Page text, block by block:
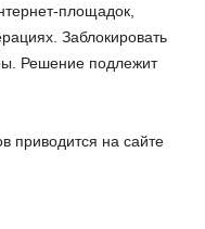
площадок,
Заблокировать
Решение подлежит
приводится на сайте